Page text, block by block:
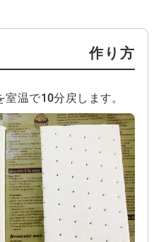
作り方
温で10分戻します。